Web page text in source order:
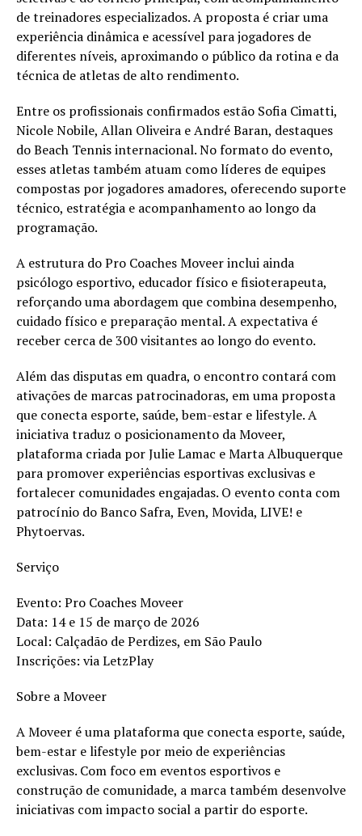
de treinadores especializados. A proposta é criar uma
experiência dinâmica e acessível para jogadores de
diferentes níveis, aproximando o público da rotina e da
técnica de atletas de alto rendimento.
Entre os profissionais confirmados estão Sofia Cimatti,
Nicole Nobile, Allan Oliveira e André Baran, destaques
do Beach Tennis internacional. No formato do evento,
esses atletas também atuam como líderes de equipes
compostas por jogadores amadores, oferecendo suporte
técnico, estratégia e acompanhamento ao longo da
programação.
A estrutura do Pro Coaches Moveer inclui ainda
psicólogo esportivo, educador físico e fisioterapeuta,
reforçando uma abordagem que combina desempenho,
cuidado físico e preparação mental. A expectativa é
receber cerca de 300 visitantes ao longo do evento.
Além das disputas em quadra, o encontro contará com
ativações de marcas patrocinadoras, em uma proposta
que conecta esporte, saúde, bem-estar e lifestyle. A
iniciativa traduz o posicionamento da Moveer,
plataforma criada por Julie Lamac e Marta Albuquerque
para promover experiências esportivas exclusivas e
fortalecer comunidades engajadas. O evento conta com
patrocínio do Banco Safra, Even, Movida, LIVE! e
Phytoervas.
Serviço
Evento: Pro Coaches Moveer
Data: 14 e 15 de março de 2026
Local: Calçadão de Perdizes, em São Paulo
Inscrições: via LetzPlay
Sobre a Moveer
A Moveer é uma plataforma que conecta esporte, saúde,
bem-estar e lifestyle por meio de experiências
exclusivas. Com foco em eventos esportivos e
construção de comunidade, a marca também desenvolve
iniciativas com impacto social a partir do esporte.